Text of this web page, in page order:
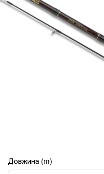
Довжина (m)